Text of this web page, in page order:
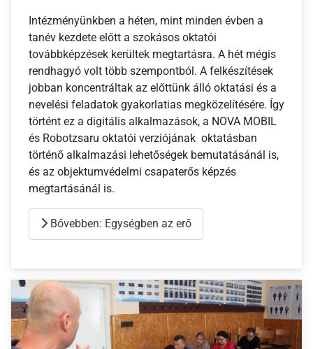
Intézményünkben a héten, mint minden évben a
tanév kezdete előtt a szokásos oktatói
továbbképzések kerültek megtartásra. A hét mégis
rendhagyó volt több szempontból. A felkészítések
jobban koncentráltak az előttünk álló oktatási és a
nevelési feladatok gyakorlatias megközelítésére. Így
történt ez a digitális alkalmazások, a NOVA MOBIL
és Robotzsaru oktatói verziójának oktatásban
történő alkalmazási lehetőségek bemutatásánál is,
és az objektumvédelmi csapaterős képzés
megtartásánál is.
Bővebben: Egységben az erő